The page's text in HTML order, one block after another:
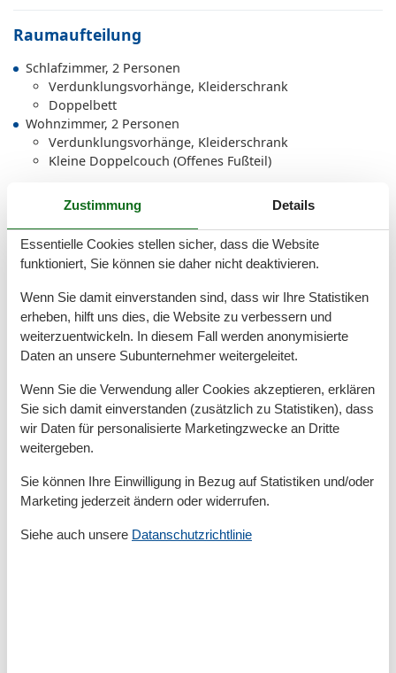
Raumaufteilung
Schlafzimmer, 2 Personen
Verdunklungsvorhänge, Kleiderschrank
Doppelbett
Wohnzimmer, 2 Personen
Verdunklungsvorhänge, Kleiderschrank
Kleine Doppelcouch (Offenes Fußteil)
Gesamte Ausstattung
Bad
Anzahl der Duschen
Badezimmerfenster
Dusche
Handtücher
Haartrockner
WC
Wäschetrockner
Basic
Kinder willkommen
Nichtraucher
Zimmer
Zustimmung Details
Essentielle Cookies stellen sicher, dass die Website
funktioniert, Sie können sie daher nicht deaktivieren.
Wenn Sie damit einverstanden sind, dass wir Ihre Statistiken
erheben, hilft uns dies, die Website zu verbessern und
weiterzuentwickeln. In diesem Fall werden anonymisierte
Daten an unsere Subunternehmer weitergeleitet.
Wenn Sie die Verwendung aller Cookies akzeptieren, erklären
Sie sich damit einverstanden (zusätzlich zu Statistiken), dass
wir Daten für personalisierte Marketingzwecke an Dritte
weitergeben.
Sie können Ihre Einwilligung in Bezug auf Statistiken und/oder
Marketing jederzeit ändern oder widerrufen.
Siehe auch unsere Datanschutzrichtlinie